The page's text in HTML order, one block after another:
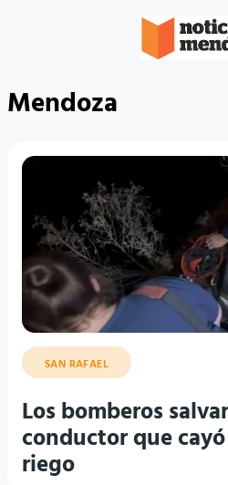
Mendoza
SAN RAFAEL
Los bomberos
conductor que
riego